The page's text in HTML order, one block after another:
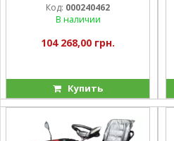
Код: 000240462
В наличии
104 268,00 грн.
Купить